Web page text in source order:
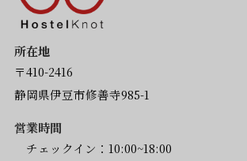
所在地
〒410-2416
静岡県伊豆市修善寺985-1
営業時間
チェックイン：10:00~18:00